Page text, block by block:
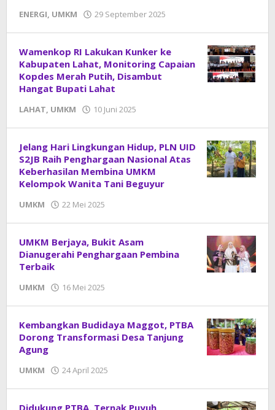
2025ENERGI, UMKM 29 September 2025
Wamenkop RI Lakukan Kunker ke
Kabupaten Lahat, Monitoring Capaian
Kopdes Merah Putih, Disambut
Hangat Bupati Lahat
LAHAT, UMKM 10 Juni 2025
Jelang Hari Lingkungan Hidup, PLN UID
S2JB Raih Penghargaan Nasional Atas
Keberhasilan Membina UMKM
Kelompok Wanita Tani Beguyur
UMKM 22 Mei 2025
UMKM Berjaya, Bukit Asam
Dianugerahi Penghargaan Pembina
Terbaik
UMKM 16 Mei 2025
Kembangkan Budidaya Maggot, PTBA
Dorong Transformasi Desa Tanjung
Agung
UMKM 24 April 2025
Didukung PTBA, Ternak Puyuh